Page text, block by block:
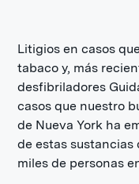
Litigios en casos
tabaco y, más
desfibriladores
casos que nuestro
de Nueva York ha
de estas sustancias
miles de personas